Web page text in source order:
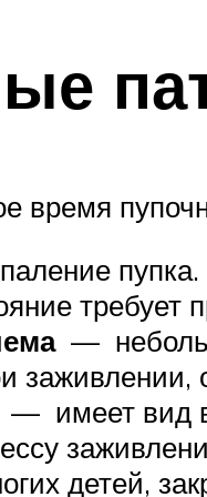
время
пупка.
требует
—
заживлении,
имеет вид
детей,